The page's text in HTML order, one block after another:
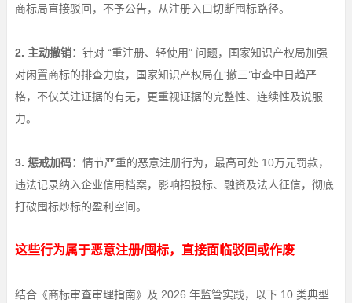
商标局直接驳回，不予公告，从注册入口切断囤标路径。
2. 主动撤销： 针对 “重注册、轻使用” 问题，国家知识产权局加强
对闲置商标的排查力度，国家知识产权局在‘撤三’审查中日趋严
格，不仅关注证据的有无，更重视证据的完整性、连续性及说服
力。
3. 惩戒加码： 情节严重的恶意注册行为，最高可处 10万元罚款，
违法记录纳入企业信用档案，影响招投标、融资及法人征信，彻底
打破囤标炒标的盈利空间。
这些行为属于恶意注册/囤标，直接面临驳回或作废
结合《商标审查审理指南》及 2026 年监管实践，以下 10 类典型